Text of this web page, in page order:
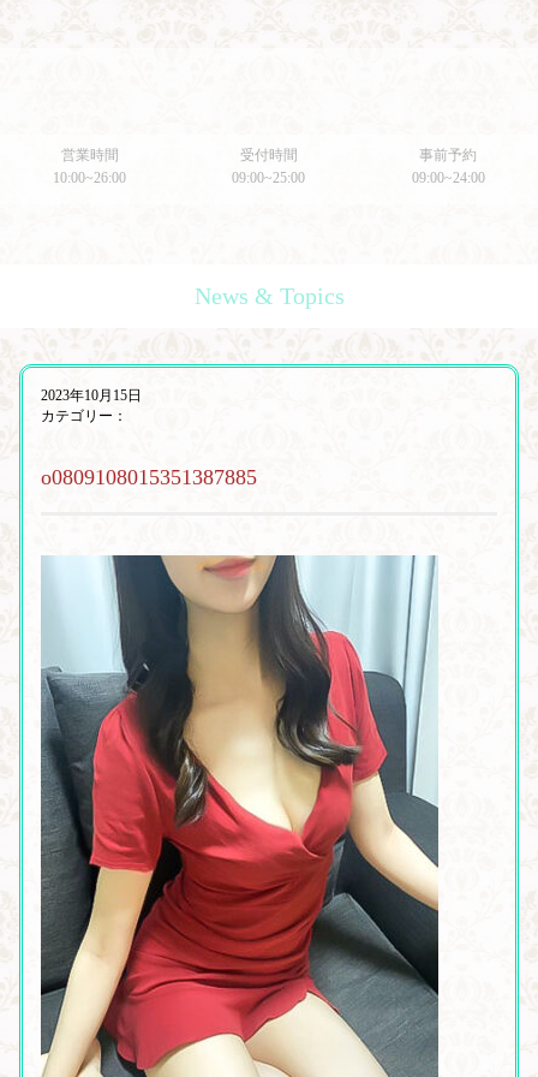
営業時間
10:00~26:00
受付時間
09:00~25:00
事前予約
09:00~24:00
News & Topics
2023年10月15日
カテゴリー：
o0809108015351387885